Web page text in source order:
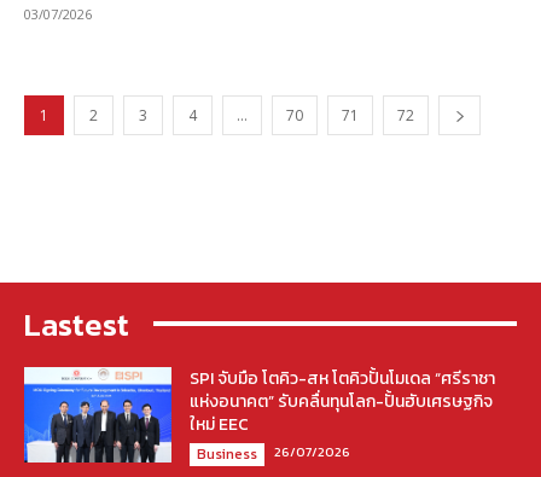
03/07/2026
1 2 3 4 … 70 71 72
Lastest
SPI จับมือ โตคิว-สห โตคิวปั้นโมเดล “ศรีราชา
แห่งอนาคต” รับคลื่นทุนโลก-ปั้นฮับเศรษฐกิจ
ใหม่ EEC
Business 26/07/2026